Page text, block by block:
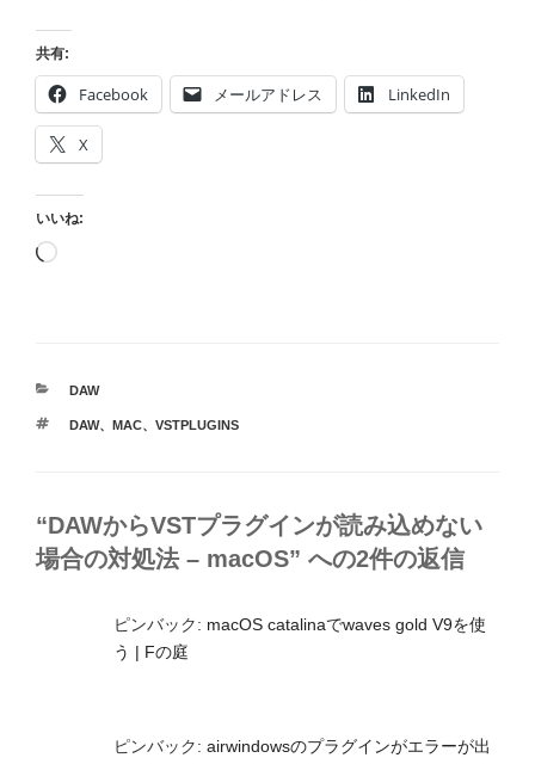
共有:
Facebook メールアドレス LinkedIn
X
いいね:
読
カ
ゴ
DAW
タ
DAW、 MAC、 VSTPLUGINS
“DAWからVSTプラグインが読み込めない
場合の対処法 – macOS” への2件の返信
ピンバック: macOS catalinaでwaves gold V9を使
う | Fの庭
ピンバック: airwindowsのプラグインがエラーが出